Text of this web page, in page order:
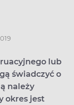
lub
świadczyć o
należy
okres jest